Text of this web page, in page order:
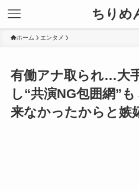
ちりめ
ホーム エンタメ
有働アナ取られ…大
し“共演NG包囲網”
来なかったからと嫉